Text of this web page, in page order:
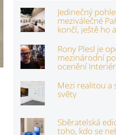
Jedinečný
meziválečné
končí, ještě ho
Rony Plesl je
mezinárodní
ocenění
Mezi realitou a
světy
Sběratelská
toho, kdo se